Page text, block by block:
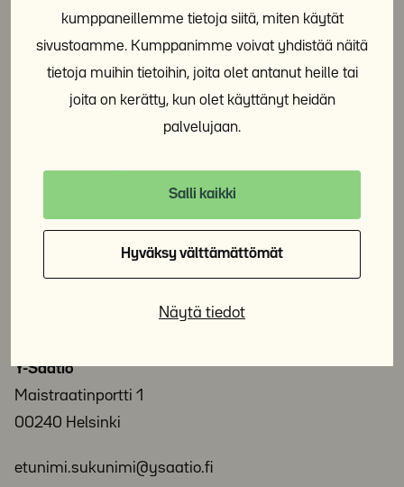
kumppaneillemme tietoja siitä, miten käytät
sivustoamme. Kumppanimme voivat yhdistää näitä
tietoja muihin tietoihin, joita olet antanut heille tai
joita on kerätty, kun olet käyttänyt heidän
palvelujaan.
Salli kaikki
Hyväksy välttämättömät
Näytä tiedot
kanssa.
Jaa sosiaalisessa mediassa:
Y-Säätiö
Maistraatinportti 1
00240 Helsinki
etunimi.sukunimi@ysaatio.fi